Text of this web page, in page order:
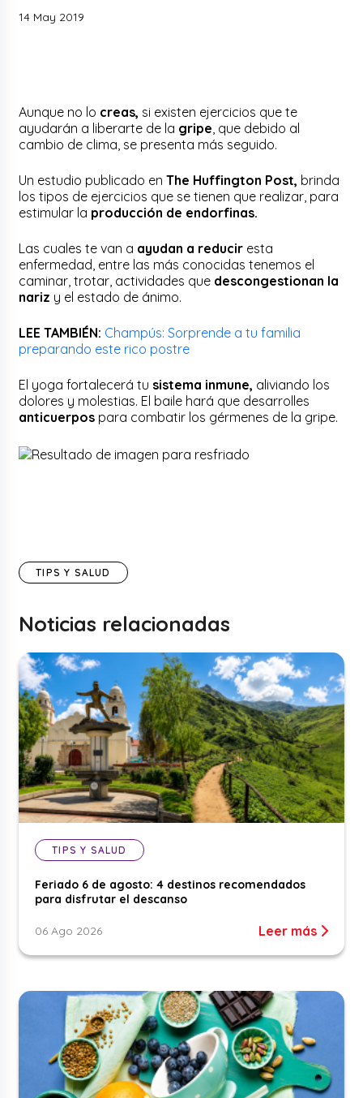
14 May 2019
Aunque no lo creas, si existen ejercicios que te
ayudarán a liberarte de la gripe , que debido al
cambio de clima, se presenta más seguido.
Un estudio publicado enThe Huffington Post, brinda
los tipos de ejercicios que se tienen que realizar, para
estimular la producción de endorfinas.
Las cuales te van a ayudan a reducir esta
enfermedad, entre las más conocidas tenemos el
caminar, trotar, actividades que descongestionan la
nariz y el estado de ánimo.
LEE TAMBIÉN: Champús: Sorprende a tu familia
preparando este rico postre
El yoga fortalecerá tu sistema inmune, aliviando los
dolores y molestias. El baile hará que desarrolles
anticuerpos para combatir los gérmenes de la gripe.
TIPS Y SALUD
Noticias relacionadas
TIPS Y SALUD
Feriado 6 de agosto: 4 destinos recomendados
para disfrutar el descanso
06 Ago 2026 Leer más